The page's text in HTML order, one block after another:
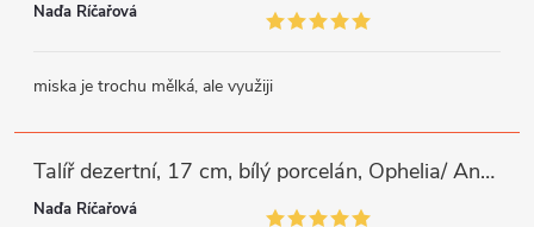
Naďa Říčařová
miska je trochu mělká, ale využiji
Talíř dezertní, 17 cm, bílý porcelán, Ophelia/ Angelina, Thun Rulak Zettlitz
Naďa Říčařová